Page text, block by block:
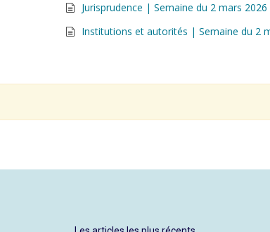
Jurisprudence | Semaine du 2 mars 2026
Institutions et autorités | Semaine du 2